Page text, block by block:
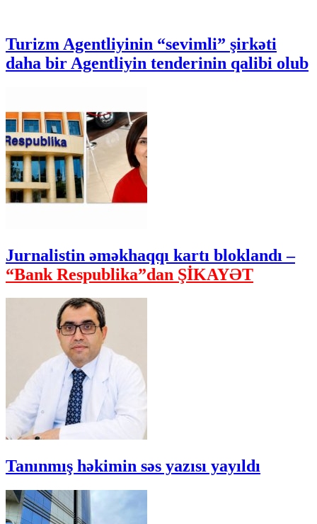
Turizm Agentliyinin “sevimli” şirkəti
daha bir Agentliyin tenderinin qalibi olub
Jurnalistin əməkhaqqı kartı bloklandı –
“Bank Respublika”dan ŞİKAYƏT
Tanınmış həkimin səs yazısı yayıldı